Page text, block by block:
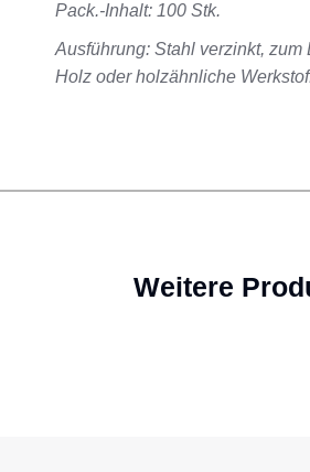
Pack.-Inhalt: 100 Stk.
Ausführung: Stahl verzinkt, zum
Holz oder holzähnliche
Weitere